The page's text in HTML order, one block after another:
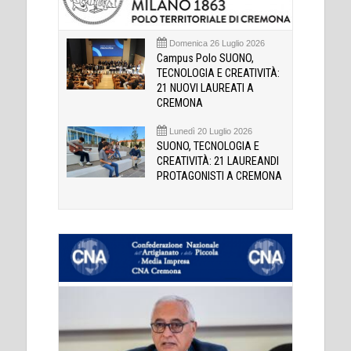
Domenica 26 Luglio 2026
Campus Polo SUONO,
TECNOLOGIA E CREATIVITÀ:
21 NUOVI LAUREATI A
CREMONA
Lunedì 20 Luglio 2026
SUONO, TECNOLOGIA E
CREATIVITÀ: 21 LAUREANDI
PROTAGONISTI A CREMONA